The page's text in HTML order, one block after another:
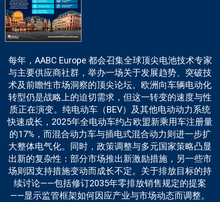
每年，AABC Europe 都会召集全球顶尖电池技术专家
与主要供应商社群，举办一场关于发展趋势、突破技
术及前瞻性市场洞察的顶尖论坛。欧洲向车辆电动化
转型仍是战略上的迫切需求，但这一转变的速度与性
质正在演变。纯电动车（BEV）及其他电动动力系统
快速成长，2025年全电动车约占欧盟新乘用车注册量
的17%，而混合动力车与插电式混合动力则进一步扩
大整体电气化。同时，政策调整与多元国家策略凸显
出新的复杂性：部分市场推出新激励措施，另一些市
场则因支持措施变动而成长不定。关于排放目标的持
续讨论——包括修订2035年零排放销售规定的提案
——显示监管框架如何因应产业与市场动态而调整。